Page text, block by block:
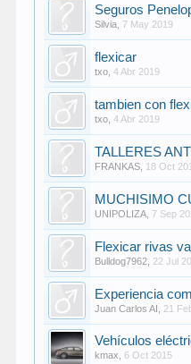
Seguros
Silvia 7 May 2019
flexicar
txo ,4 Abr 2019
tambien con
txo ,4 Abr 2019
TALLERES
FRANKAS 18 Oct
MUCHISIMO
UNIPOLIZA 7 Sep
Flexicar rivas
Bulldog7962 22 Jul
Experiencia
Juan Carlos AI 21
Vehículos
kmax 6 Oct 2015